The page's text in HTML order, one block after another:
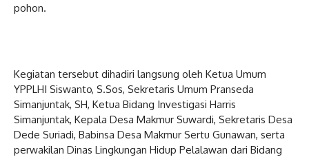
pohon.
Kegiatan tersebut dihadiri langsung oleh Ketua Umum
YPPLHI Siswanto, S.Sos, Sekretaris Umum Pranseda
Simanjuntak, SH, Ketua Bidang Investigasi Harris
Simanjuntak, Kepala Desa Makmur Suwardi, Sekretaris Desa
Dede Suriadi, Babinsa Desa Makmur Sertu Gunawan, serta
perwakilan Dinas Lingkungan Hidup Pelalawan dari Bidang